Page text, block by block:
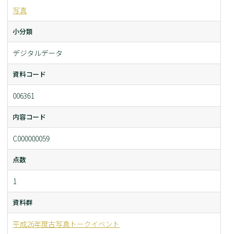
写真
小分類
デジタルデータ
資料コード
006361
内容コード
C000000059
点数
1
資料群
平成26年度古写真トークイベント